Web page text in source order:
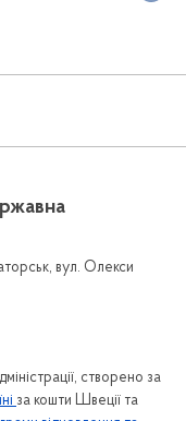
вул. Олекси
створено за
за кошти Швеції та